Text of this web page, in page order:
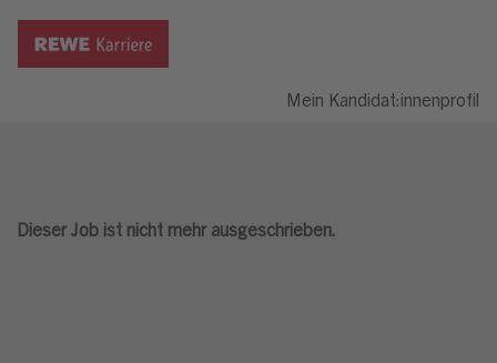
Mein Kandidat:innenprofil
Dieser Job ist nicht mehr ausgeschrieben.